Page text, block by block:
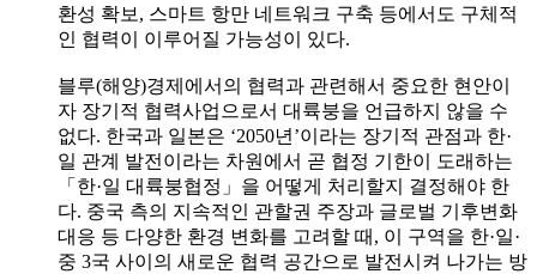
환성 확보, 스마트 항만 네트워크 구축 등에서도 구체적
인 협력이 이루어질 가능성이 있다.
블루(해양)경제에서의 협력과 관련해서 중요한 현안이
자 장기적 협력사업으로서 대륙붕을 언급하지 않을 수
없다. 한국과 일본은 ‘2050년’이라는 장기적 관점과 한·
일 관계 발전이라는 차원에서 곧 협정 기한이 도래하는
「한·일 대륙붕협정」을 어떻게 처리할지 결정해야 한
다. 중국 측의 지속적인 관할권 주장과 글로벌 기후변화
대응 등 다양한 환경 변화를 고려할 때, 이 구역을 한·일·
중 3국 사이의 새로운 협력 공간으로 발전시켜 나가는 방